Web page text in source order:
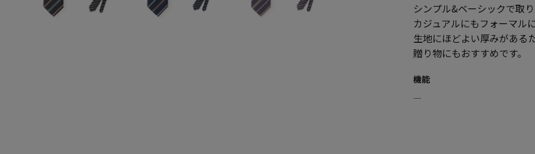
シンプル&ベーシックで取
カジュアルにもフォーマル
生地にほどよい厚みがある
贈り物にもおすすめです。
機能
―